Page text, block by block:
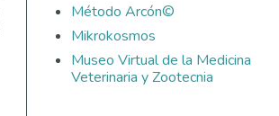
Método Arcón©
Mikrokosmos
Museo Virtual de la Medicina
Veterinaria y Zootecnia